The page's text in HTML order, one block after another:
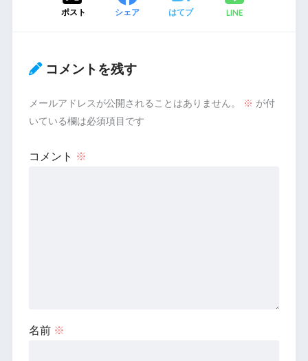
ポスト シェア はてブ LINE
コメントを残す
メールアドレスが公開されることはありません。 ※ が付
いている欄は必須項目です
コメント ※
名前 ※